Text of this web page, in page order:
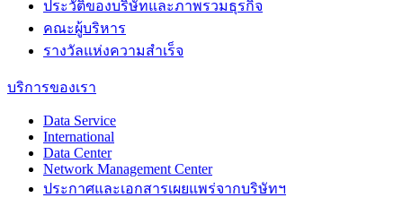
ประวัติของบริษัทและภาพรวมธุรกิจ
คณะผู้บริหาร
รางวัลแห่งความสำเร็จ
บริการของเรา
Data Service
International
Data Center
Network Management Center
ประกาศและเอกสารเผยแพร่จากบริษัทฯ